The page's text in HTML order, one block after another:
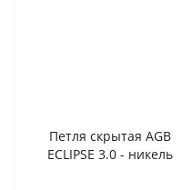
Петля скрытая AGB
ECLIPSE 3.0 - никель